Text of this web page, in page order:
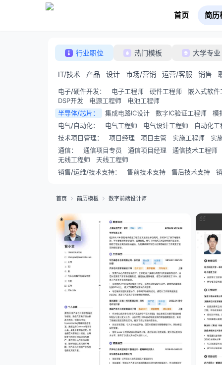
首页 简历
行业职位 热门模板 大学专业
IT/技术 产品 设计 市场/营销 运营/客服 销售
电子/硬件开发： 电子工程师 硬件工程师
嵌入式软件
DSP开发
电源工程师
电池工程师
半导体/芯片： 集成电路IC设计 数字IC验证工程师
模
电气/自动化： 电气工程师 电气设计工程师
自动化工
技术项目管理： 项目经理 项目主管 实施工程师
实
通信： 通信项目专员 通信项目经理
通信技术工程师
无线工程师
天线工程师
销售/运维/技术支持： 售前技术支持 售后技术支持
首页 简历模板 数字前端设计师